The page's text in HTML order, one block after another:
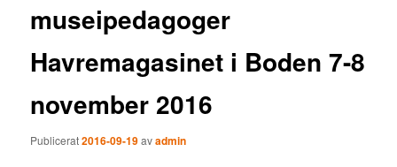
museipedagoger
Havremagasinet i Boden 7-8
november 2016
Publicerat2016-09-19avadmin